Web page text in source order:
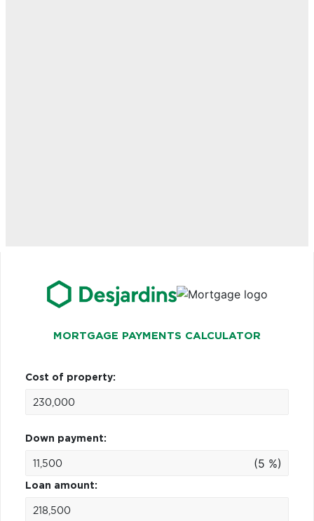
MORTGAGE PAYMENTS CALCULATOR
Cost of property:
Down payment:
(5 %)
Loan amount: